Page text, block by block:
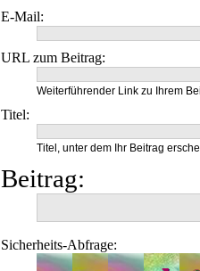
E-Mail:
URL zum Beitrag:
Weiterführender Link zu Ihrem
Titel:
Titel, unter dem Ihr Beitrag
Beitrag:
Sicherheits-Abfrage: